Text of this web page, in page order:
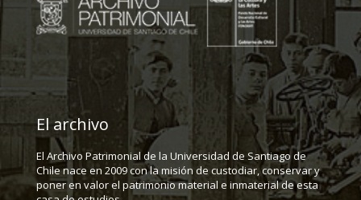
El archivo
El Archivo Patrimonial de la Universidad de Santiago de
Chile nace en 2009 con la misión de custodiar, conservar y
poner en valor el patrimonio material e inmaterial de esta